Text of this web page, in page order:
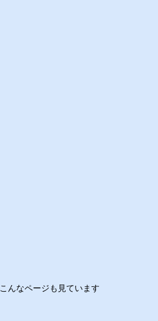
こんなページも見ています